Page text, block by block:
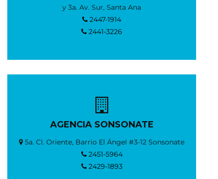
y 3a. Av. Sur, Santa Ana
2447-1914
2441-3226
AGENCIA SONSONATE
5a. Cl. Oriente, Barrio El Ángel #3-12 Sonsonate
2451-5964
2429-1893